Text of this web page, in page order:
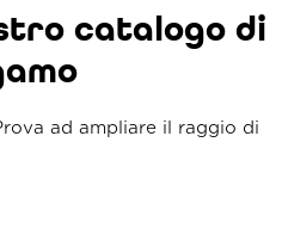
catalogo di
ad ampliare il raggio di